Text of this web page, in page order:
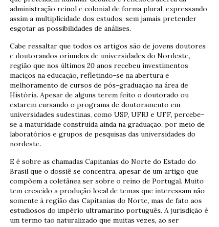
administração reinol e colonial de forma plural, expressando
assim a multiplicidade dos estudos, sem jamais pretender
esgotar as possibilidades de análises.
Cabe ressaltar que todos os artigos são de jovens doutores
e doutorandos oriundos de universidades do Nordeste,
região que nos últimos 20 anos recebeu investimentos
maciços na educação, refletindo-se na abertura e
melhoramento de cursos de pós-graduação na área de
História. Apesar de alguns terem feito o doutorado ou
estarem cursando o programa de doutoramento em
universidades sudestinas, como USP, UFRJ e UFF, percebe-
se a maturidade construída ainda na graduação, por meio de
laboratórios e grupos de pesquisas das universidades do
nordeste.
E é sobre as chamadas Capitanias do Norte do Estado do
Brasil que o dossiê se concentra, apesar de um artigo que
compõem a coletânea ser sobre o reino de Portugal. Muito
tem crescido a produção local de temas que interessam não
somente à região das Capitanias do Norte, mas de fato aos
estudiosos do império ultramarino português. A jurisdição é
um termo tão naturalizado que muitas vezes, ao ser